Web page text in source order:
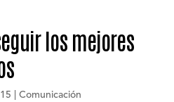
los mejores
Comunicación